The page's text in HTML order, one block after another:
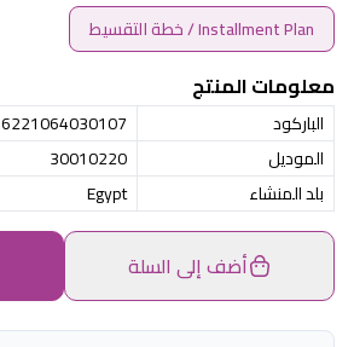
Installment Plan / خطة التقسيط
معلومات المنتج
الباركود
6221064030107
الموديل
30010220
بلد المنشاء
Egypt
أضف إلى السلة